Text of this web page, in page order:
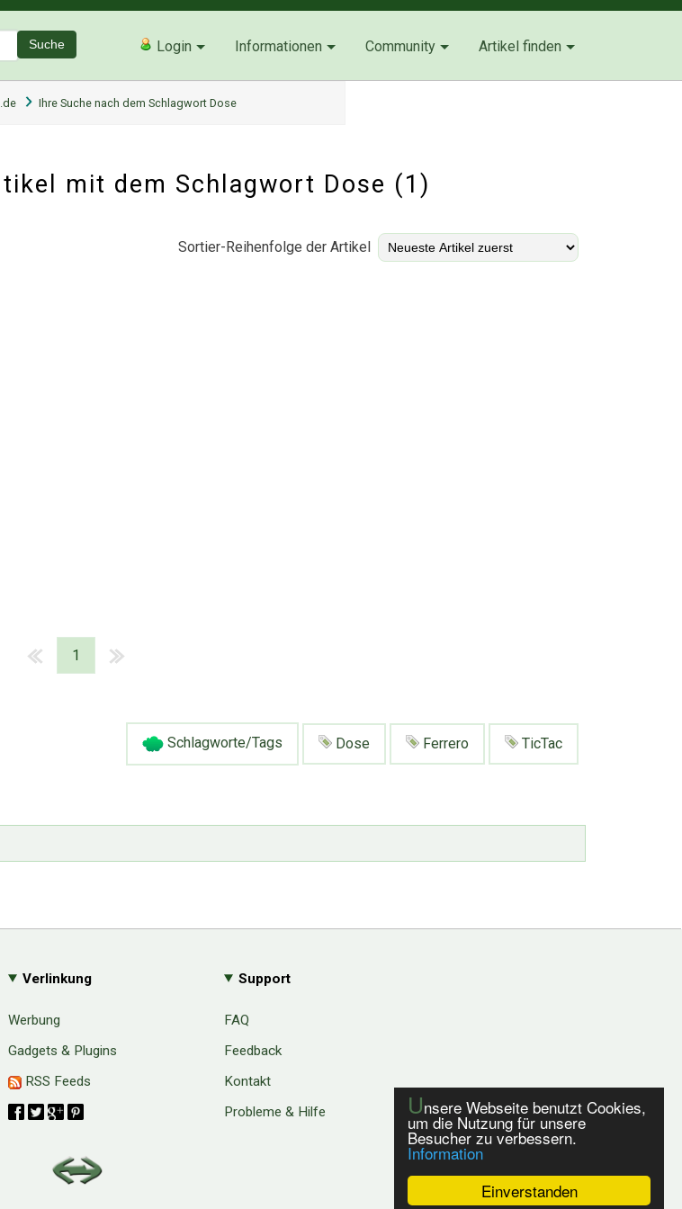
Einverstanden
Unsere Webseite benutzt Cookies,
um die Nutzung für unsere
Besucher zu verbessern.
Information
Suche Login Informationen Community Artikel finden
Ihre Suche nach dem Schlagwort Dose
mit dem Schlagwort Dose (1)
Sortier-Reihenfolge der Artikel
1
Schlagworte/Tags Dose Ferrero TicTac
Verlinkung
Werbung
Gadgets & Plugins
RSS Feeds
Support
FAQ
Feedback
Kontakt
Probleme & Hilfe